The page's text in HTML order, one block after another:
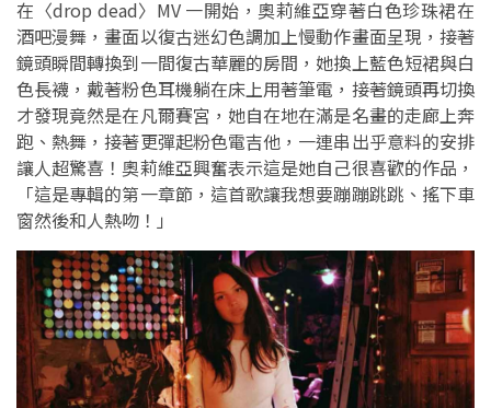
在〈drop dead〉MV 一開始，奧莉維亞穿著白色珍珠裙在
酒吧漫舞，畫面以復古迷幻色調加上慢動作畫面呈現，接著
鏡頭瞬間轉換到一間復古華麗的房間，她換上藍色短裙與白
色長襪，戴著粉色耳機躺在床上用著筆電，接著鏡頭再切換
才發現竟然是在凡爾賽宮，她自在地在滿是名畫的走廊上奔
跑、熱舞，接著更彈起粉色電吉他，一連串出乎意料的安排
讓人超驚喜！奧莉維亞興奮表示這是她自己很喜歡的作品，
「這是專輯的第一章節，這首歌讓我想要蹦蹦跳跳、搖下車
窗然後和人熱吻！」